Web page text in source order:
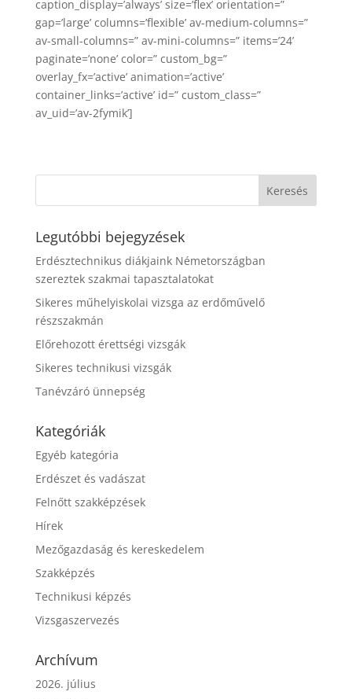
caption_display=’always’ size=’flex’ orientation=”
gap=’large’ columns=’flexible’ av-medium-columns=”
av-small-columns=” av-mini-columns=” items=’24’
paginate=’none’ color=” custom_bg=”
overlay_fx=’active’ animation=’active’
container_links=’active’ id=” custom_class=”
av_uid=’av-2fymik’]
Legutóbbi bejegyzések
Erdésztechnikus diákjaink Németországban
szereztek szakmai tapasztalatokat
Sikeres műhelyiskolai vizsga az erdőművelő
részszakmán
Előrehozott érettségi vizsgák
Sikeres technikusi vizsgák
Tanévzáró ünnepség
Kategóriák
Egyéb kategória
Erdészet és vadászat
Felnőtt szakképzések
Hírek
Mezőgazdaság és kereskedelem
Szakképzés
Technikusi képzés
Vizsgaszervezés
Archívum
2026. július